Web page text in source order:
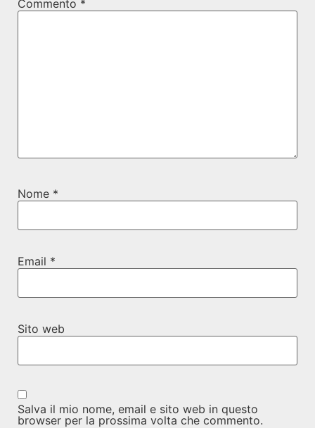
Commento *
Nome *
Email *
Sito web
Salva il mio nome, email e sito web in questo
browser per la prossima volta che commento.